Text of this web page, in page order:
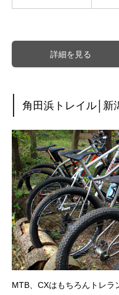
詳細を見る
角田浜トレイル│新
MTB、CXはもちろんトレラ